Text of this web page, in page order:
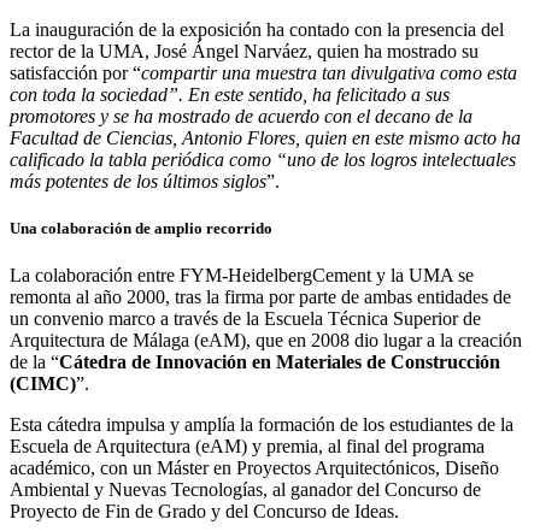
La inauguración de la exposición ha contado con la presencia del
rector de la UMA, José Ángel Narváez, quien ha mostrado su
satisfacción por “compartir una muestra tan divulgativa como esta
con toda la sociedad”. En este sentido, ha felicitado a sus
promotores y se ha mostrado de acuerdo con el decano de la
Facultad de Ciencias, Antonio Flores, quien en este mismo acto ha
calificado la tabla periódica como “uno de los logros intelectuales
más potentes de los últimos siglos”.
Una colaboración de amplio recorrido
La colaboración entre FYM-HeidelbergCement y la UMA se
remonta al año 2000, tras la firma por parte de ambas entidades de
un convenio marco a través de la Escuela Técnica Superior de
Arquitectura de Málaga (eAM), que en 2008 dio lugar a la creación
de la “Cátedra de Innovación en Materiales de Construcción
(CIMC)”.
Esta cátedra impulsa y amplía la formación de los estudiantes de la
Escuela de Arquitectura (eAM) y premia, al final del programa
académico, con un Máster en Proyectos Arquitectónicos, Diseño
Ambiental y Nuevas Tecnologías, al ganador del Concurso de
Proyecto de Fin de Grado y del Concurso de Ideas.